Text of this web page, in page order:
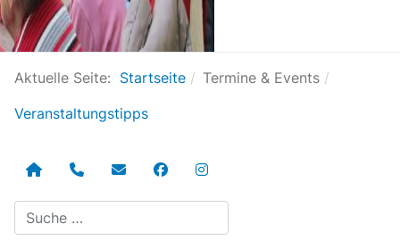
Aktuelle Seite: Startseite
Termine & Events
Veranstaltungstipps
Suchen